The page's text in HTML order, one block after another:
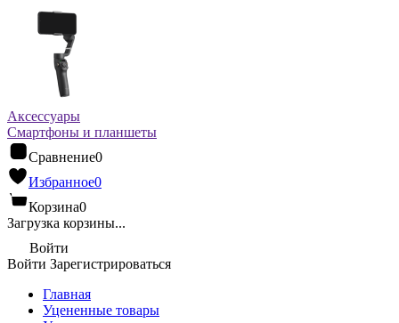
Аксессуары
Смартфоны и планшеты
Сравнение0
Избранное0
Корзина0
Загрузка корзины...
Войти
Войти Зарегистрироваться
Главная
Уцененные товары